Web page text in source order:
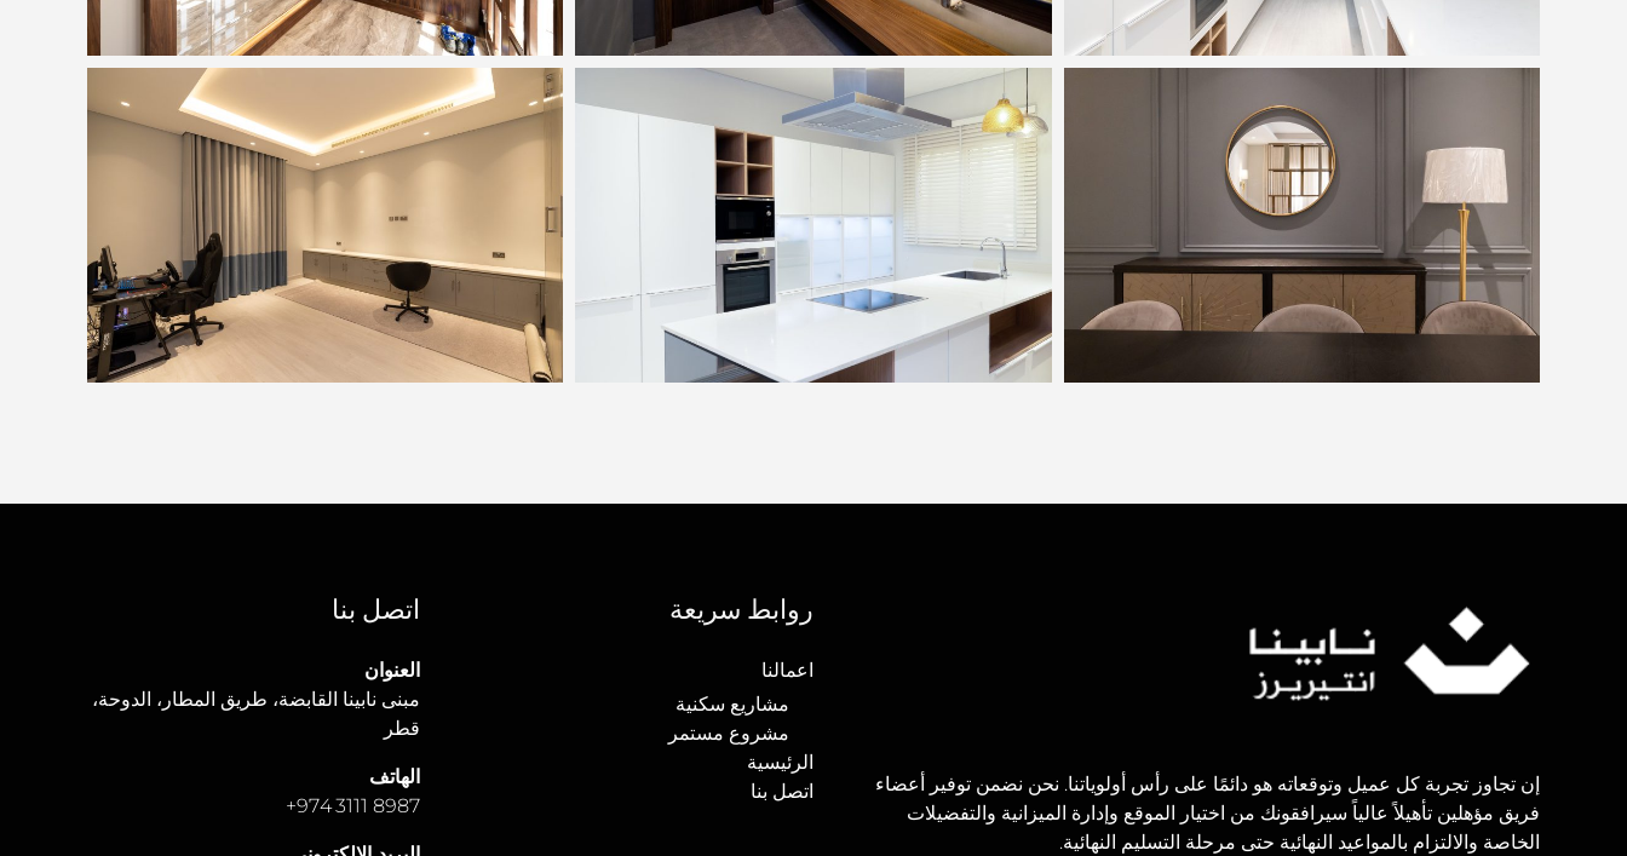
إن تجاوز تجربة كل عميل وتوقعاته هو دائمًا على رأس أولوياتنا. نحن نضمن توفير أعضاء
فريق مؤهلين تأهيلاً عالياً سيرافقونك من اختيار الموقع وإدارة الميزانية والتفضيلات
الخاصة والالتزام بالمواعيد النهائية حتى مرحلة التسليم النهائية.
روابط سريعة
اعمالنا
مشاريع سكنية
مشروع مستمر
الرئيسية
اتصل بنا
اتصل بنا
العنوان
مبنى نابينا القابضة، طريق المطار، الدوحة،
قطر
الهاتف
8987 3111 974
+